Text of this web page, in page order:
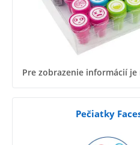
Pre zobrazenie informácií
Pečiatky